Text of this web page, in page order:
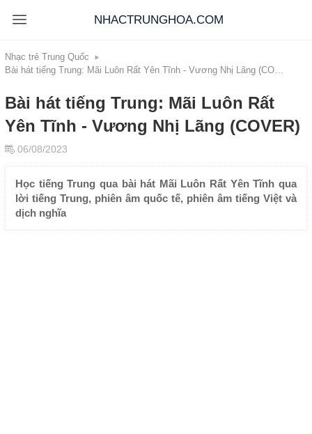
NHACTRUNGHOA.COM
Nhạc trẻ Trung Quốc
Bài hát tiếng Trung: Mãi Luôn Rất
Yên Tĩnh - Vương Nhị Lãng (COVER)
06/08/2023
Học tiếng Trung qua bài hát Mãi Luôn Rất Yên Tĩnh qua
lời tiếng Trung, phiên âm quốc tế, phiên âm tiếng Việt và
dịch nghĩa